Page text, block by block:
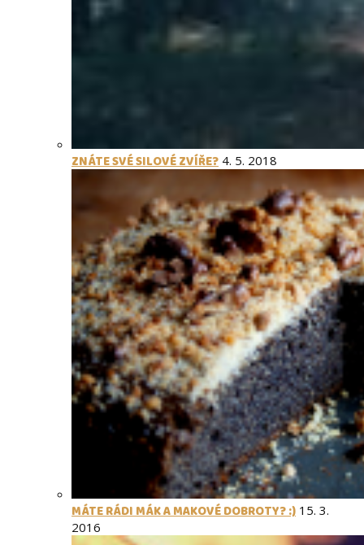
ZNÁTE SVÉ SILOVÉ ZVÍŘE? 4. 5. 2018
MÁTE RÁDI MÁK A MAKOVÉ DOBROTY? :) 15. 3.
2016